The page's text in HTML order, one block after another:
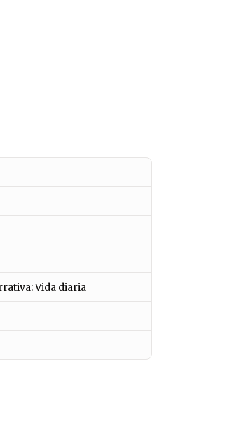
Vida diaria